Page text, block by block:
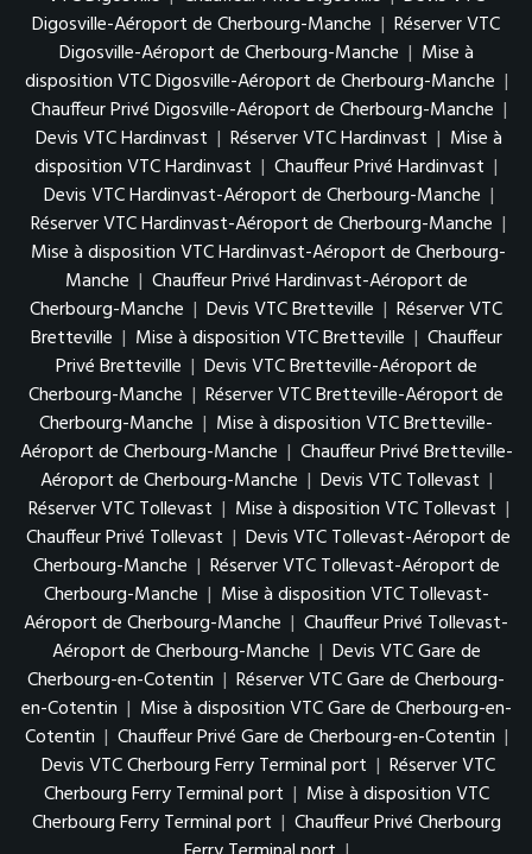
Digosville-Aéroport de Cherbourg-Manche | Réserver VTC
Digosville-Aéroport de Cherbourg-Manche | Mise à
disposition VTC Digosville-Aéroport de Cherbourg-Manche |
Chauffeur Privé Digosville-Aéroport de Cherbourg-Manche |
Devis VTC Hardinvast | Réserver VTC Hardinvast | Mise à
disposition VTC Hardinvast | Chauffeur Privé Hardinvast |
Devis VTC Hardinvast-Aéroport de Cherbourg-Manche |
Réserver VTC Hardinvast-Aéroport de Cherbourg-Manche |
Mise à disposition VTC Hardinvast-Aéroport de Cherbourg-
Manche | Chauffeur Privé Hardinvast-Aéroport de
Cherbourg-Manche | Devis VTC Bretteville | Réserver VTC
Bretteville | Mise à disposition VTC Bretteville | Chauffeur
Privé Bretteville | Devis VTC Bretteville-Aéroport de
Cherbourg-Manche | Réserver VTC Bretteville-Aéroport de
Cherbourg-Manche | Mise à disposition VTC Bretteville-
Aéroport de Cherbourg-Manche | Chauffeur Privé Bretteville-
Aéroport de Cherbourg-Manche | Devis VTC Tollevast |
Réserver VTC Tollevast | Mise à disposition VTC Tollevast |
Chauffeur Privé Tollevast | Devis VTC Tollevast-Aéroport de
Cherbourg-Manche | Réserver VTC Tollevast-Aéroport de
Cherbourg-Manche | Mise à disposition VTC Tollevast-
Aéroport de Cherbourg-Manche | Chauffeur Privé Tollevast-
Aéroport de Cherbourg-Manche | Devis VTC Gare de
Cherbourg-en-Cotentin | Réserver VTC Gare de Cherbourg-
en-Cotentin | Mise à disposition VTC Gare de Cherbourg-en-
Cotentin | Chauffeur Privé Gare de Cherbourg-en-Cotentin |
Devis VTC Cherbourg Ferry Terminal port | Réserver VTC
Cherbourg Ferry Terminal port | Mise à disposition VTC
Cherbourg Ferry Terminal port | Chauffeur Privé Cherbourg